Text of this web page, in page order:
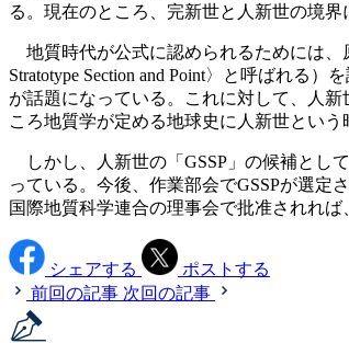
る。現在のところ、完新世と人新世の境
地質時代が公式に認められるためには、
Stratotype Section and Point〉と呼ばれる
が話題になっている。これに対して、人
ころ地質学が定める地球史に人新世という
しかし、人新世の「GSSP」の候補とし
っている。今後、作業部会でGSSPが選定
国際地質科学連合の理事会で批准されれ
シェアする
ポストする
前回の記事 次回の記事